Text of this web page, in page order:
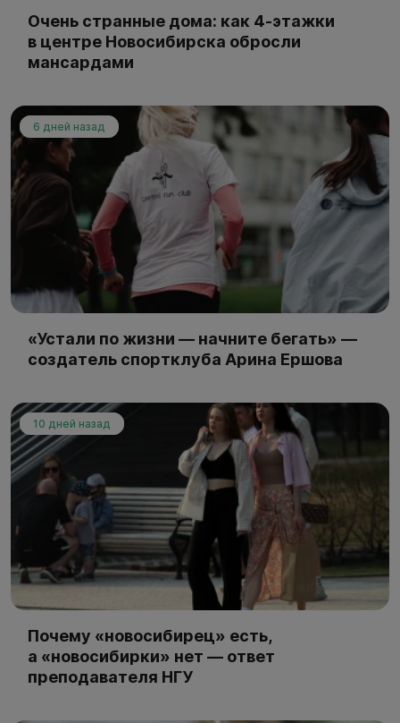
Очень странные дома: как 4-этажки
в центре Новосибирска обросли
мансардами
6 дней назад
«Устали по жизни — начните бегать» —
создатель спортклуба Арина Ершова
10 дней назад
Почему «новосибирец» есть,
а «новосибирки» нет — ответ
преподавателя НГУ